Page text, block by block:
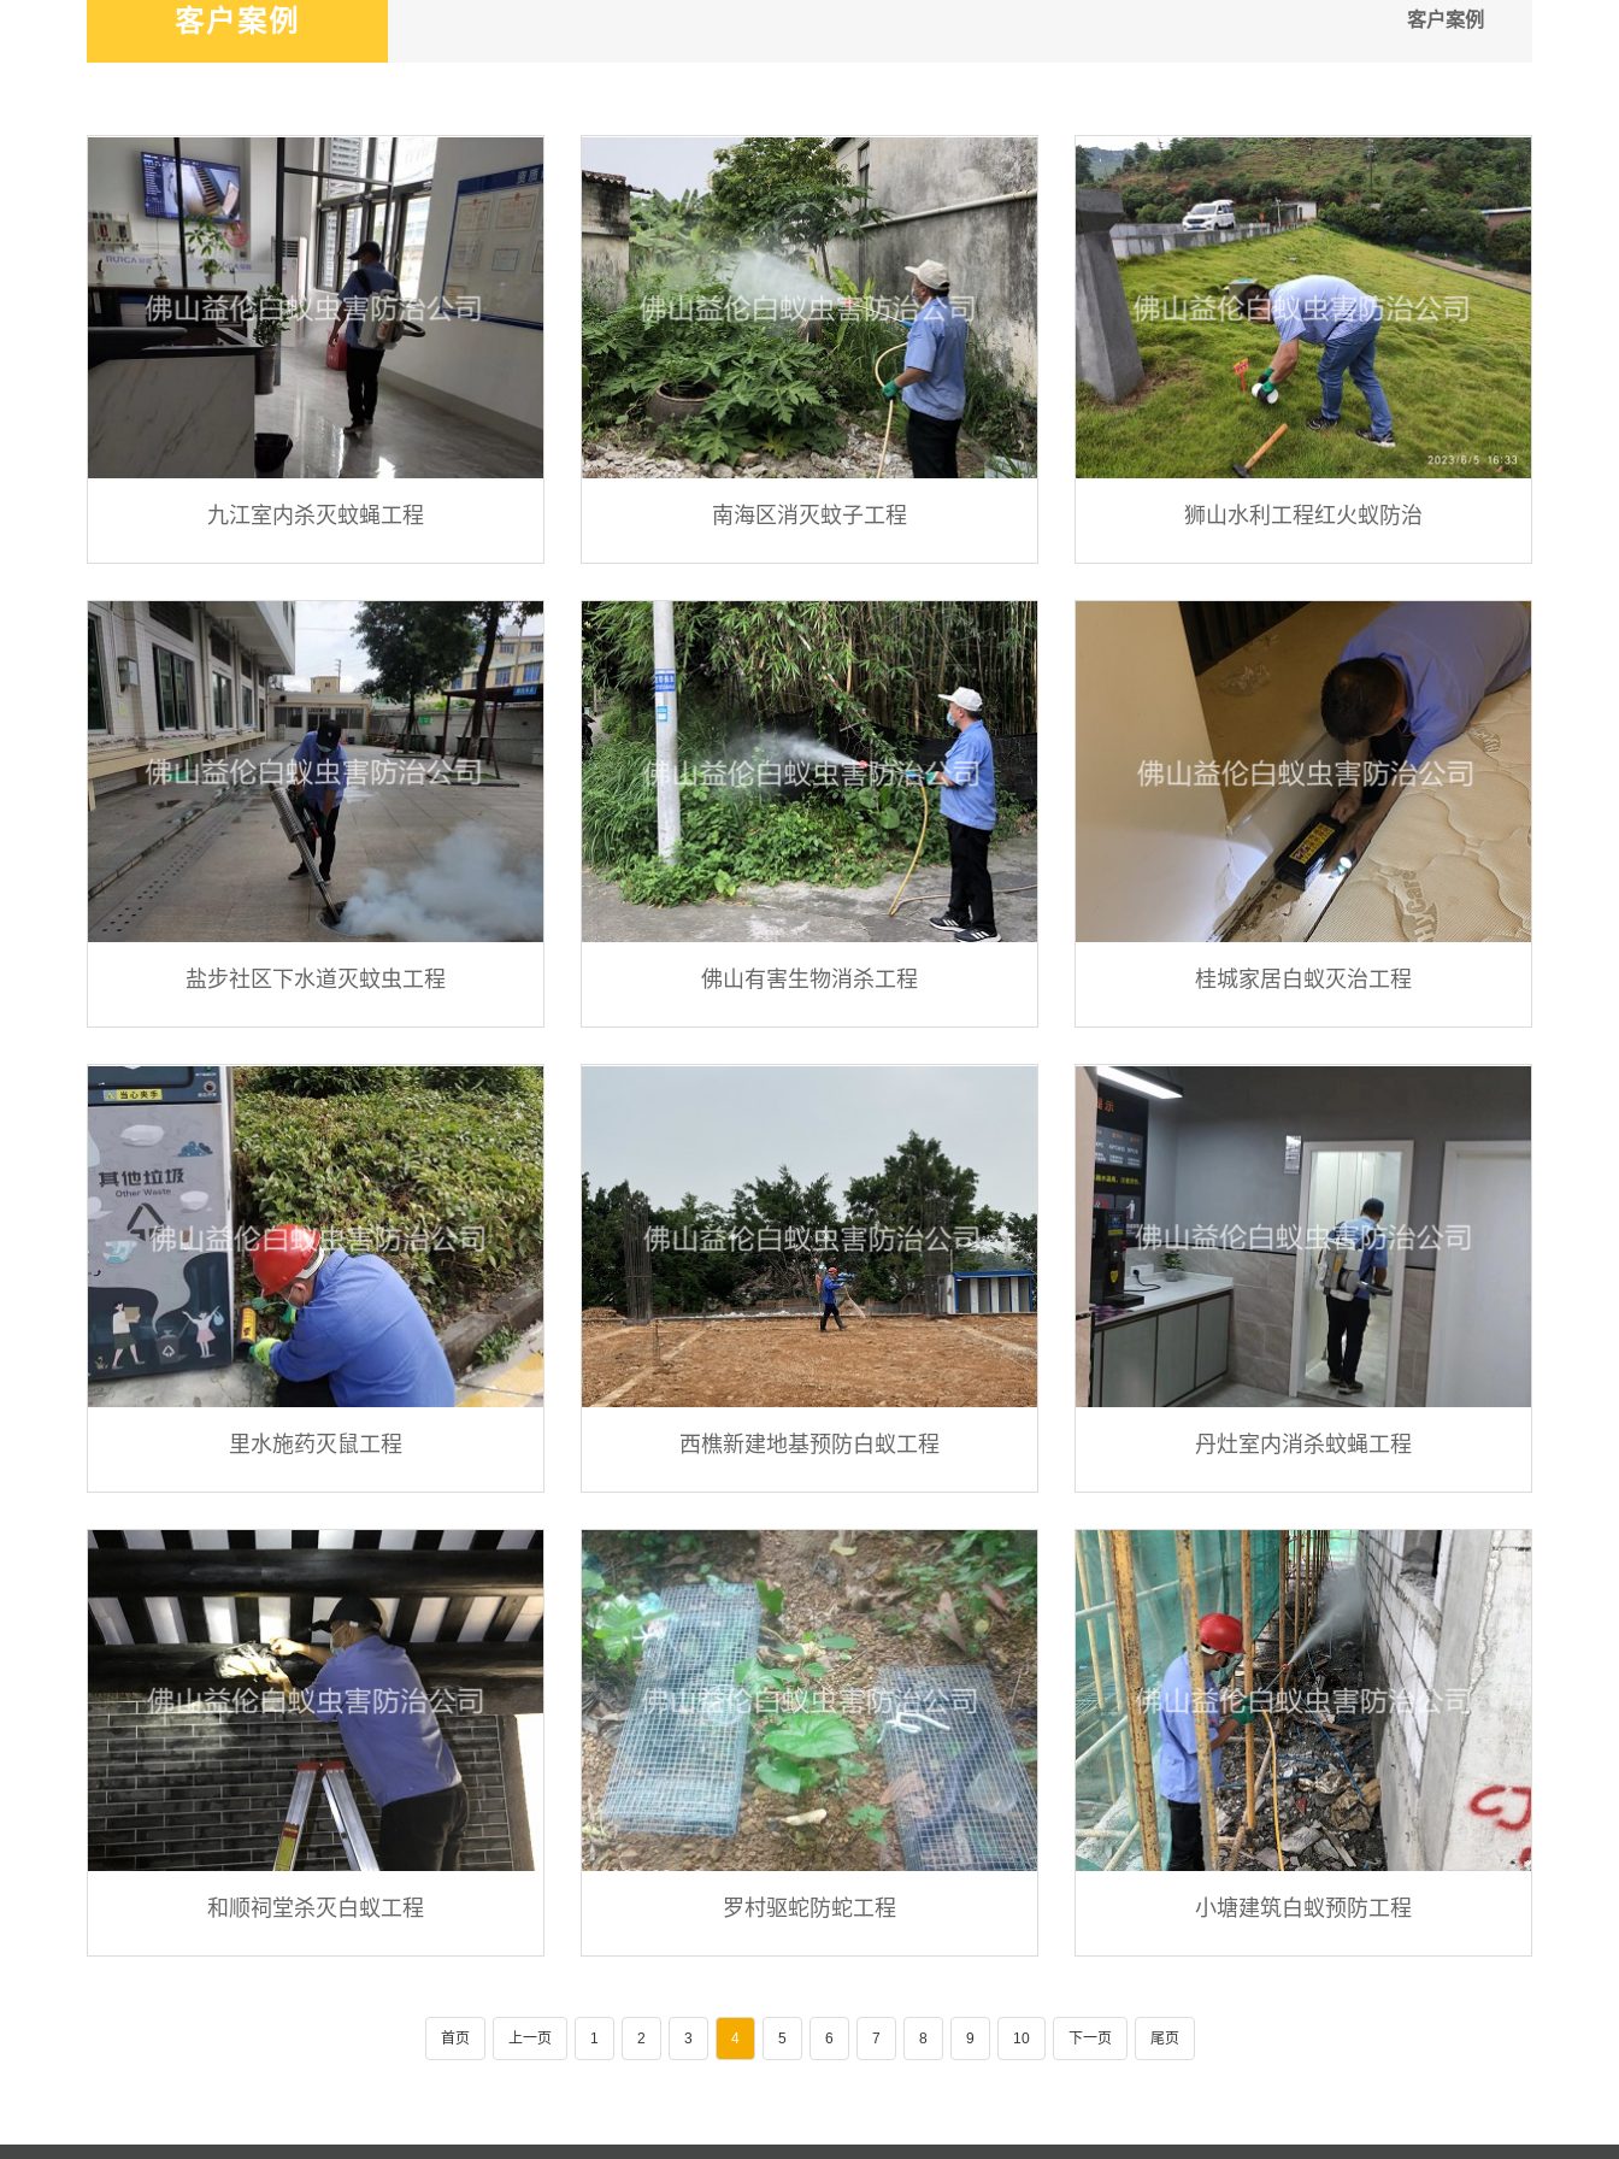
客户案例 客户案例
九江室内杀灭蚊蝇工程 南海区消灭蚊子工程 狮山水利工程红火蚁防治
盐步社区下水道灭蚊虫工程 佛山有害生物消杀工程 桂城家居白蚁灭治工程
里水施药灭鼠工程 西樵新建地基预防白蚁工程 丹灶室内消杀蚊蝇工程
和顺祠堂杀灭白蚁工程 罗村驱蛇防蛇工程 小塘建筑白蚁预防工程
首页 上一页 1 2 3 4 5 6 7 8 9 10 下一页 尾页